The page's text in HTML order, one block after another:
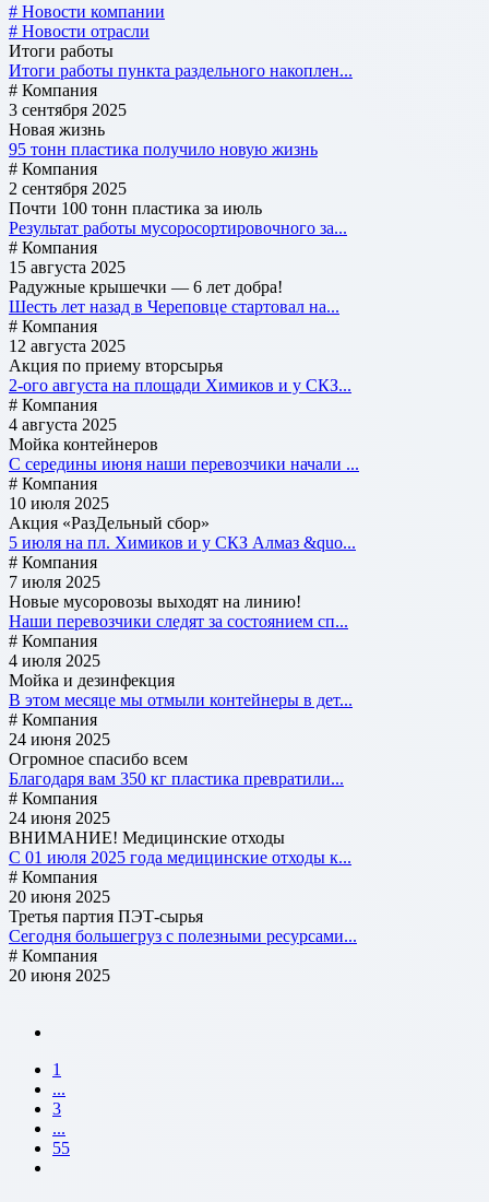
# Новости компании
# Новости отрасли
Итоги работы
Итоги работы пункта раздельного накоплен...
# Компания
3 сентября 2025
Новая жизнь
95 тонн пластика получило новую жизнь
# Компания
2 сентября 2025
Почти 100 тонн пластика за июль
Результат работы мусоросортировочного за...
# Компания
15 августа 2025
Радужные крышечки — 6 лет добра!
Шесть лет назад в Череповце стартовал на...
# Компания
12 августа 2025
Акция по приему вторсырья
2-ого августа на площади Химиков и у СКЗ...
# Компания
4 августа 2025
Мойка контейнеров
С середины июня наши перевозчики начали ...
# Компания
10 июля 2025
Акция «РазДельный сбор»
5 июля на пл. Химиков и у СКЗ Алмаз &quo...
# Компания
7 июля 2025
Новые мусоровозы выходят на линию!
Наши перевозчики следят за состоянием сп...
# Компания
4 июля 2025
Мойка и дезинфекция
В этом месяце мы отмыли контейнеры в дет...
# Компания
24 июня 2025
Огромное спасибо всем
Благодаря вам 350 кг пластика превратили...
# Компания
24 июня 2025
ВНИМАНИЕ! Медицинские отходы
С 01 июля 2025 года медицинские отходы к...
# Компания
20 июня 2025
Третья партия ПЭТ-сырья
Сегодня большегруз с полезными ресурсами...
# Компания
20 июня 2025
1
...
3
...
55